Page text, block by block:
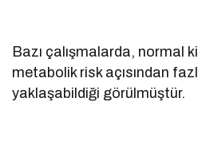
Bazı çalışmalarda, normal
metabolik risk açısından
yaklaşabildiği görülmüştür.